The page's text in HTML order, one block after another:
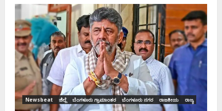
Newsbeat ಜಿಲ್ಲೆ ಬೆಂಗಳೂರು ಗ್ರಾಮಾಂತರ ಬೆಂಗಳೂರು ನಗರ ರಾಜಕೀಯ ರಾಜ್ಯ
ಡಿಕೆಶಿ